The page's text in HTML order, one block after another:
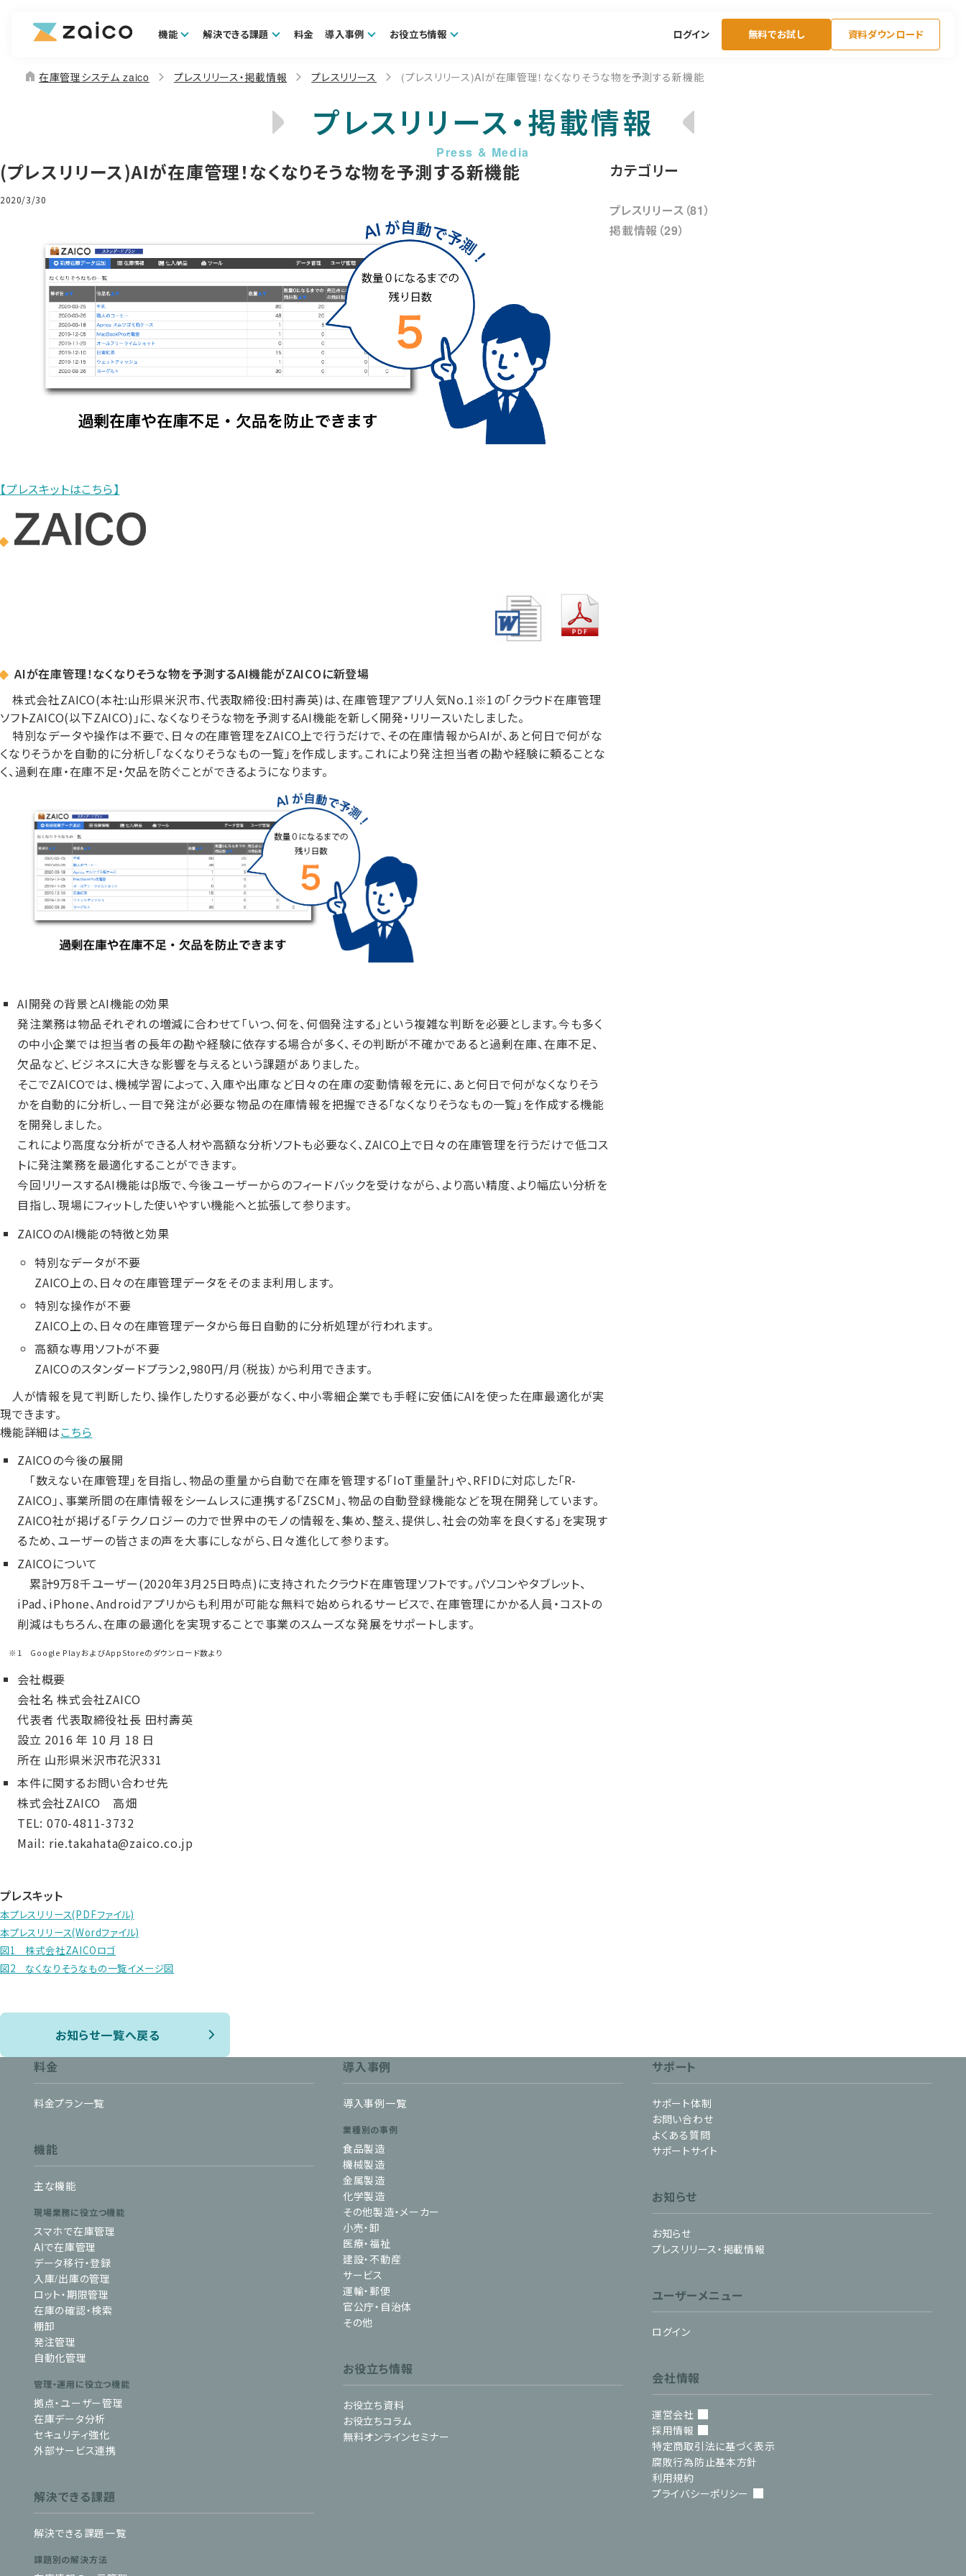
機能 解決できる課題 料金 導入事例 お役立ち情報 ログイン 無料でお試し 資料ダウンロード
home 在庫管理システム zaico プレスリリース・掲載情報 プレスリリース (プレスリリース)AIが在庫管理！なくなりそうな物を予測する新機能
プレスリリース・掲載情報
(プレスリリース)AIが在庫管理！なくなりそうな物を予測する新機能
2020/3/30
【プレスキットはこちら】
AIが在庫管理！なくなりそうな物を予測するAI機能がZAICOに新登場
株式会社ZAICO(本社:山形県米沢市、代表取締役:田村壽英)は、在庫管理アプリ人気No.1 ※1の「クラウド在庫管理
ソフトZAICO(以下ZAICO)」に、なくなりそうな物を予測するAI機能を新しく開発・リリースいたしました。
特別なデータや操作は不要で、日々の在庫管理をZAICO上で行うだけで、その在庫情報からAIが、あと何日で何がな
くなりそうかを自動的に分析し「なくなりそうなもの一覧」を作成します。これにより発注担当者の勘や経験に頼ることな
く、過剰在庫・在庫不足・欠品を防ぐことができるようになります。
AI開発の背景とAI機能の効果
発注業務は物品それぞれの増減に合わせて「いつ、何を、何個発注する」という複雑な判断を必要とします。今も多く
の中小企業では担当者の長年の勘や経験に依存する場合が多く、その判断が不確かであると過剰在庫、在庫不足、
欠品など、ビジネスに大きな影響を与えるという課題がありました。
そこでZAICOでは、機械学習によって、入庫や出庫など日々の在庫の変動情報を元に、あと何日で何がなくなりそう
かを自動的に分析し、一目で発注が必要な物品の在庫情報を把握できる「なくなりそうなもの一覧」を作成する機能
を開発しました。
これにより高度な分析ができる人材や高額な分析ソフトも必要なく、ZAICO上で日々の在庫管理を行うだけで低コス
トに発注業務を最適化することができます。
今回リリースするAI機能はβ版で、今後ユーザーからのフィードバックを受けながら、より高い精度、より幅広い分析を
目指し、現場にフィットした使いやすい機能へと拡張して参ります。
ZAICOのAI機能の特徴と効果
特別なデータが不要
ZAICO上の、日々の在庫管理データをそのまま利用します。
特別な操作が不要
ZAICO上の、日々の在庫管理データから毎日自動的に分析処理が行われます。
高額な専用ソフトが不要
ZAICOのスタンダードプラン2,980円/月（税抜）から利用できます。
人が情報を見て判断したり、操作したりする必要がなく、中小零細企業でも手軽に安価にAIを使った在庫最適化が実
現できます。
機能詳細はこちら
ZAICOの今後の展開
「数えない在庫管理 」を目指し、物品の重量から自動で在庫を管理する「IoT重量計」や、RFIDに対応した「R-
ZAICO」、事業所間の在庫情報をシームレスに連携する「ZSCM」、物品の自動登録機能などを現在開発しています。
ZAICO社が掲げる「テクノロジーの力で世界中のモノの情報を、集め、整え、提供し、社会の効率を良くする」を実現す
るため、ユーザーの皆さまの声を大事にしながら、日々進化して参ります。
ZAICOについて
累計9万8千ユーザー(2020年3月25日時点)に支持されたクラウド在庫管理ソフトです。パソコンやタブレット、
iPad、iPhone、Androidアプリからも利用が可能な無料で始められるサービスで、在庫管理にかかる人員・コストの
削減はもちろん、在庫の最適化を実現することで事業のスムーズな発展をサポートします。
※1 Google PlayおよびAppStoreのダウンロード数より
会社概要
会社名株式会社ZAICO
代表者代表取締役社長 田村壽英
設立 2016 年 10 月 18 日
所在 山形県米沢市花沢331
本件に関するお問い合わせ先
株式会社ZAICO 高畑
TEL: 070-4811-3732
Mail: rie.takahata@zaico.co.jp
プレスキット
本プレスリリース(PDFファイル)
本プレスリリース(Wordファイル)
図1 株式会社ZAICOロゴ
図2 なくなりそうなもの一覧イメージ図
お知らせ一覧へ戻る
カテゴリー
プレスリリース（81）
掲載情報（29）
料金
料金プラン一覧
機能
主な機能
現場業務に役立つ機能
スマホで在庫管理
AIで在庫管理
データ移行・登録
入庫/出庫の管理
ロット・期限管理
在庫の確認・検索
棚卸
発注管理
自動化管理
管理・運用に役立つ機能
拠点・ユーザー管理
在庫データ分析
セキュリティ強化
外部サービス連携
解決できる課題
解決できる課題一覧
課題別の解決方法
導入事例
導入事例一覧
業種別の事例
食品製造
機械製造
金属製造
化学製造
その他製造・メーカー
小売・卸
医療・福祉
建設・不動産
サービス
運輸・郵便
官公庁・自治体
その他
お役立ち情報
お役立ち資料
お役立ちコラム
無料オンラインセミナー
サポート
サポート体制
お問い合わせ
よくある質問
サポートサイト
お知らせ
お知らせ
プレスリリース・掲載情報
ユーザーメニュー
ログイン
会社情報
運営会社
採用情報
特定商取引法に基づく表示
腐敗行為防止基本方針
利用規約
プライバシーポリシー